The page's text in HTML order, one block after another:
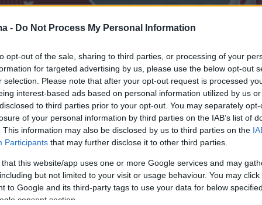
- Do Not Process My Personal Information
opt-out of the sale, sharing to third parties, or processing of your
for targeted advertising by us, please use the below opt-out
selection. Please note that after your opt-out request is processed
interest-based ads based on personal information utilized by us
to third parties prior to your opt-out. You may separately
of your personal information by third parties on the IAB’s list of
This information may also be disclosed by us to third parties on the
Participants that may further disclose it to other third parties.
that this website/app uses one or more Google services and may
but not limited to your visit or usage behaviour. You may
to Google and its third-party tags to use your data for below
consent section.